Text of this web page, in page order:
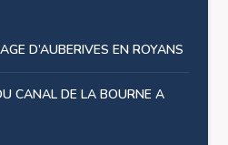
D’AUBERIVES EN ROYANS
CANAL DE LA BOURNE A